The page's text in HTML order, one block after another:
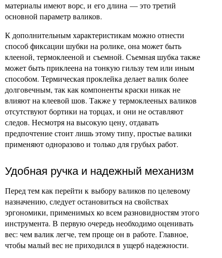
материалы имеют ворс, и его длина — это третий
основной параметр валиков.
К дополнительным характеристикам можно отнести
способ фиксации шубки на ролике, она может быть
клееной, термоклееной и съемной. Съемная шубка также
может быть приклеена на тонкую гильзу тем или иным
способом. Термическая проклейка делает валик более
долговечным, так как компоненты краски никак не
влияют на клеевой шов. Также у термоклееных валиков
отсутствуют бортики на торцах, и они не оставляют
следов. Несмотря на высокую цену, отдавать
предпочтение стоит лишь этому типу, простые валики
применяют одноразово и только для грубых работ.
Удобная ручка и надежный механизм
Перед тем как перейти к выбору валиков по целевому
назначению, следует остановиться на свойствах
эргономики, применимых ко всем разновидностям этого
инструмента. В первую очередь необходимо оценивать
вес: чем валик легче, тем проще он в работе. Главное,
чтобы малый вес не приходился в ущерб надежности.